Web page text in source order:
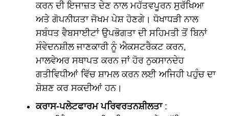
ਕਰਨ ਦੀ ਇਜਾਜ਼ਤ ਦੇਣ ਨਾਲ ਮਹੱਤਵਪੂਰਨ ਸੁਰੱਖਿਆ
ਅਤੇ ਗੋਪਨੀਯਤਾ ਜੋਖਮ ਪੇਸ਼ ਹੋਣਗੇ। ਧੋਖਾਧੜੀ ਨਾਲ
ਸਬੰਧਤ ਵੈਬਸਾਈਟਾਂ ਉਪਭੋਗਤਾ ਦੀ ਸਹਿਮਤੀ ਤੋਂ ਬਿਨਾਂ
ਸੰਵੇਦਨਸ਼ੀਲ ਜਾਣਕਾਰੀ ਨੂੰ ਐਕਸਟਰੈਕਟ ਕਰਨ,
ਮਾਲਵੇਅਰ ਸਥਾਪਤ ਕਰਨ ਜਾਂ ਹੋਰ ਨੁਕਸਾਨਦੇਹ
ਗਤੀਵਿਧੀਆਂ ਵਿੱਚ ਸ਼ਾਮਲ ਕਰਨ ਲਈ ਅਜਿਹੀ ਪਹੁੰਚ ਦਾ
ਸ਼ੋਸ਼ਣ ਕਰ ਸਕਦੀਆਂ ਹਨ।
ਕਰਾਸ-ਪਲੇਟਫਾਰਮ ਪਰਿਵਰਤਨਸ਼ੀਲਤਾ: